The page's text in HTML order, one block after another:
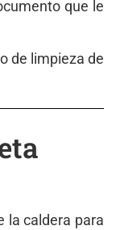
que le
de limpieza de
la caldera para